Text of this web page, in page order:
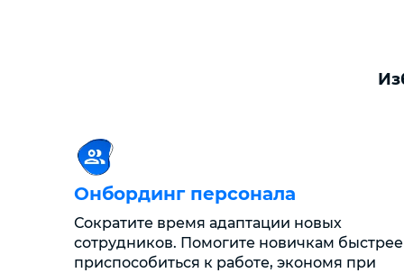
Онбординг персонала
Сократите время адаптации новых
сотрудников. Помогите новичкам быстрее
приспособиться к работе, экономя при